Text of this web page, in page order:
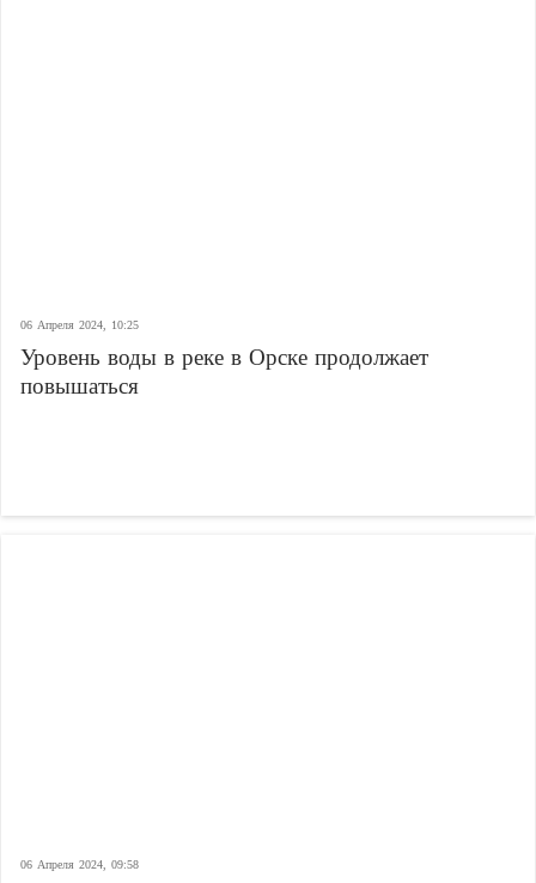
06 Апреля 2024, 10:25
Уровень воды в реке в Орске продолжает
повышаться
06 Апреля 2024, 09:58